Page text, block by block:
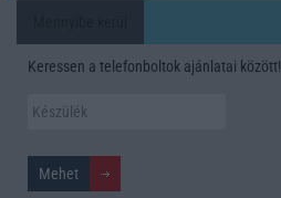
Keressen a telefonboltok ajánlatai között!